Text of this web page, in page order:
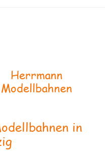
Herrmann
Modellbahnen
in